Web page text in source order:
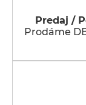
Predaj /
Prodáme